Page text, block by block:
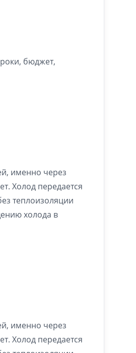
бюджет,
именно через
Холод передается
теплоизоляции
холода в
именно через
Холод передается